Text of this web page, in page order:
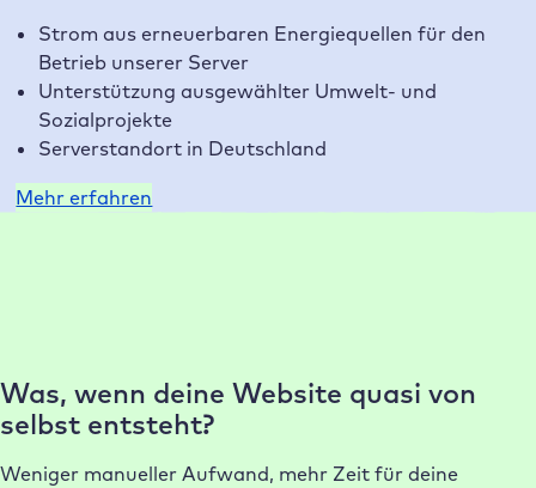
Strom aus erneuerbaren Energiequellen für den
Betrieb unserer Server
Unterstützung ausgewählter Umwelt- und
Sozialprojekte
Serverstandort in Deutschland
Mehr erfahren
Was, wenn deine Website quasi von
selbst entsteht?
Weniger manueller Aufwand, mehr Zeit für deine